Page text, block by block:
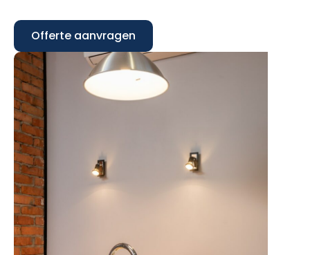
Offerte aanvragen